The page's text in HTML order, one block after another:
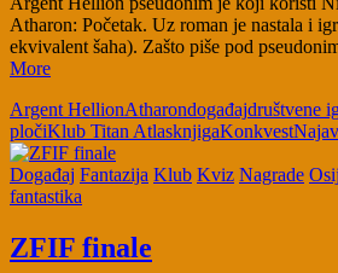
Atharon: Početak. Uz roman je nastala i
ekvivalent šaha). Zašto piše pod
More
Argent HellionAtharondogađajdruštvene
pločiKlub Titan AtlasknjigaKonkvest
Događaj Fantazija Klub Kviz Nagrade
fantastika
ZFIF finale